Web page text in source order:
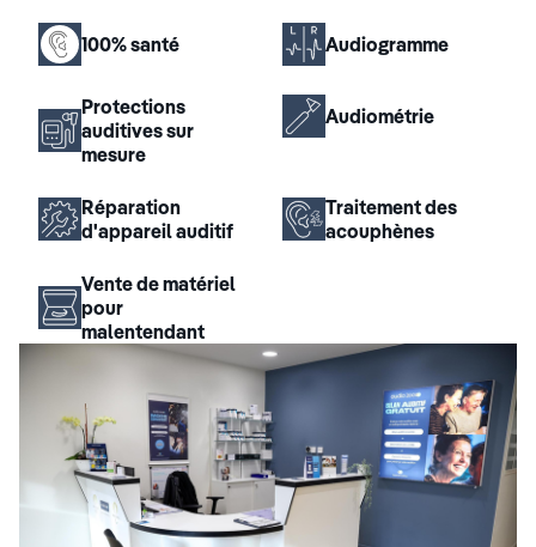
100% santé Audiogramme
Protections
auditives sur
mesure
Audiométrie
Réparation
d'appareil auditif
Traitement des
acouphènes
Vente de matériel
pour
malentendant